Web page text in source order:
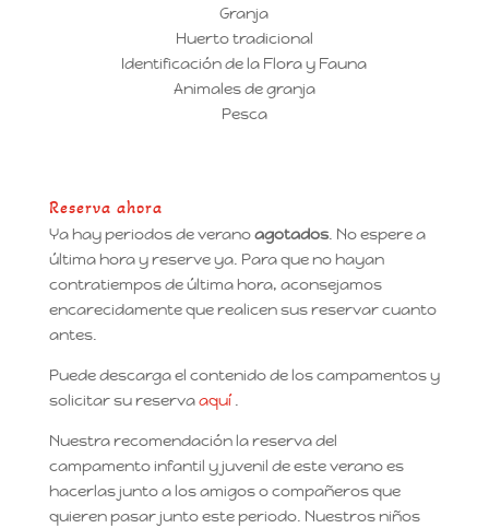
Granja
Huerto tradicional
Identificación de la Flora y Fauna
Animales de granja
Pesca
Reserva ahora
Ya hay periodos de veranoagotados. No espere a
última hora y reserve ya. Para que no hayan
contratiempos de última hora, aconsejamos
encarecidamente que realicen sus reservar cuanto
antes.
Puede descarga el contenido de los campamentos y
solicitar su reservaaquí.
Nuestra recomendación la reserva del
campamento infantil y juvenil de este verano es
hacerlas junto a los amigos o compañeros que
quieren pasar junto este periodo. Nuestros niños